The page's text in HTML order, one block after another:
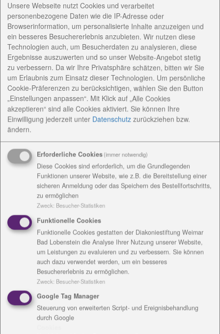
Seit mittlerweile zehn Jahren gibt es das Heft
diakonal, eine Zeitschrift, die neben unserer
Internetseite und Facebook über aktuelle Themen
aus den Einrichtungen der Diakoniestiftung und den
verbundenen Stiftungen und Gesellschaften
informiert. Im nun erschienen Heft lesen Sie im
Titelthema "Landgut Holzdorf blüht" von
der Entwicklung des Landgutes, das ein sozial-
diakonisches Zentrum geworden ist, aber in diesem
Jahr mit dem stattlichen, elf Hektar großen
Landschaftspark ein Außenstandort der
Bundesgartenschau ist. Ab 25. April laden wir Sie
dahin ein. Lasse Sie sich überraschen!
Die Diakonal 1/2021 informiert aber auch über die
Erweiterung unseres Stiftungsverbundes um
die Weimarer Sophien- und Hufelandklinikum
gGmbH.
Ein Thema das der Geschäftsführung besonders am
Unsere Webseite nutzt Cookies und verarbeitet
personenbezogene Daten wie die IP-Adresse oder
Browserinformation, um personalisierte Inhalte anzuzeigen und
ein besseres Besuchererlebnis anzubieten. Wir nutzen diese
Technologien auch, um Besucherdaten zu analysieren, diese
Ergebnisse auszuwerten und so unser Website-Angebot stetig
zu verbessern. Da wir Ihre Privatsphäre schätzen, bitten wir Sie
um Erlaubnis zum Einsatz dieser Technologien. Um persönliche
Cookie-Präferenzen zu berücksichtigen, wählen Sie den Button
„Einstellungen anpassen“. Mit Klick auf „Alle Cookies
akzeptieren“ sind alle Cookies aktiviert. Sie können Ihre
Einwilligung jederzeit unter Datenschutz zurückziehen bzw.
ändern.
Erforderliche Cookies(immer notwendig)
Diese Cookies sind erforderlich, um die Grundlegenden
Funktionen unserer Website, wie z.B. die Bereitstellung einer
sicheren Anmeldung oder das Speichern des Bestellfortschritts,
zu ermöglichen
Zweck: Besucher-Statistiken
Funktionelle Cookies
Funktionelle Cookies gestatten der Diakoniestiftung Weimar
Bad Lobenstein die Analyse Ihrer Nutzung unserer Website,
um Leistungen zu evaluieren und zu verbessern. Sie können
auch dazu verwendet werden, um ein besseres
Besuchererlebnis zu ermöglichen.
Zweck: Besucher-Statistiken
Google Tag Manager
Steuerung von erweiterten Script- und Ereignisbehandlung
durch Google